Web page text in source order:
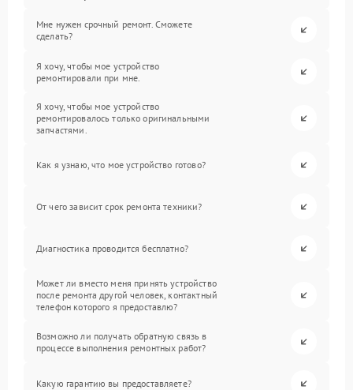
Мне нужен срочный ремонт. Сможете
сделать?
Я хочу, чтобы мое устройство
ремонтировали при мне.
Я хочу, чтобы мое устройство
ремонтировалось только оригинальными
запчастями.
Как я узнаю, что мое устройство готово?
От чего зависит срок ремонта техники?
Диагностика проводится бесплатно?
Может ли вместо меня принять устройство
после ремонта другой человек, контактный
телефон которого я предоставлю?
Возможно ли получать обратную связь в
процессе выполнения ремонтных работ?
Какую гарантию вы предоставляете?